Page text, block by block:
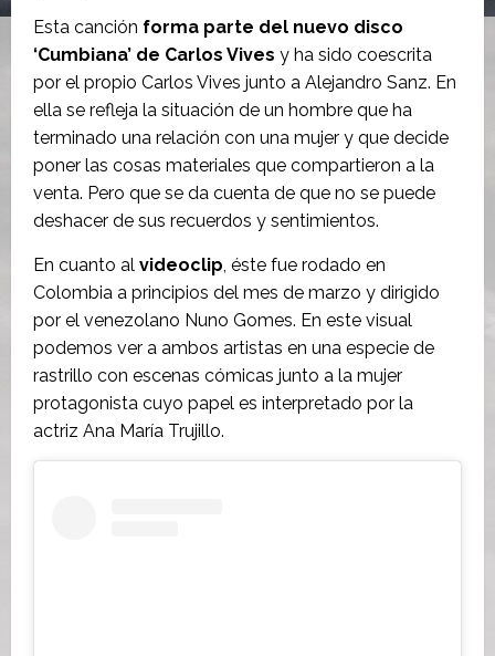
Esta canción forma parte del nuevo disco
‘Cumbiana’ de Carlos Vives y ha sido coescrita
por el propio Carlos Vives junto a Alejandro Sanz. En
ella se refleja la situación de un hombre que ha
terminado una relación con una mujer y que decide
poner las cosas materiales que compartieron a la
venta. Pero que se da cuenta de que no se puede
deshacer de sus recuerdos y sentimientos.
En cuanto al videoclip, éste fue rodado en
Colombia a principios del mes de marzo y dirigido
por el venezolano Nuno Gomes. En este visual
podemos ver a ambos artistas en una especie de
rastrillo con escenas cómicas junto a la mujer
protagonista cuyo papel es interpretado por la
actriz Ana María Trujillo.